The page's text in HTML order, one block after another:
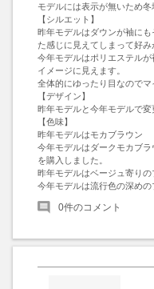
モデルには表示が無いため冬
【シルエット】
昨年モデルはダウンが袖に
た感じに見えてしまって好
今年モデルはポリエステル
イメージに見えます。
全体的にゆったり目なのでマ
【デザイン】
昨年モデルと今年モデルで変
【色味】
昨年モデルはモカブラウン
今年モデルはダークモカブラ
を購入しました。
昨年モデルはベージュ寄りの
今年モデルは流行色の深めの
0件のコメント